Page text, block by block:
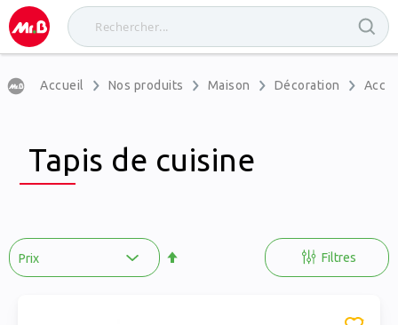
Accueil Nos produits Maison Décoration
Tapis de cuisine
Filtres